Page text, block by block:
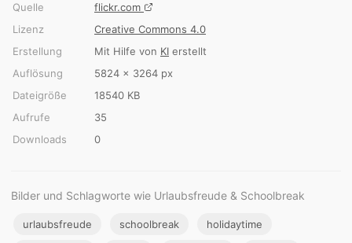
Quelle
flickr.com
Lizenz
Creative Commons 4.0
Erstellung
Mit Hilfe von KI erstellt
Auflösung
5824 × 3264 px
Dateigröße
18540 KB
Aufrufe
35
Downloads
0
Bilder und Schlagworte wie Urlaubsfreude & Schoolbreak
urlaubsfreude schoolbreak holidaytime